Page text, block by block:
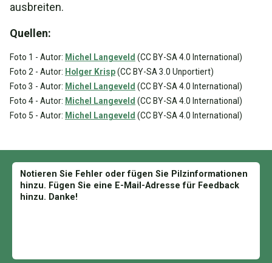
ausbreiten.
Quellen:
Foto 1 - Autor: Michel Langeveld (CC BY-SA 4.0 International)
Foto 2 - Autor: Holger Krisp(CC BY-SA 3.0 Unportiert)
Foto 3 - Autor: Michel Langeveld (CC BY-SA 4.0 International)
Foto 4 - Autor: Michel Langeveld (CC BY-SA 4.0 International)
Foto 5 - Autor: Michel Langeveld (CC BY-SA 4.0 International)